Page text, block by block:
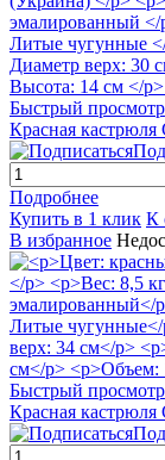
Быстрый просмотр
Красная кастрюля
Подробнее
Купить в 1 клик К
В избранное
Быстрый просмотр
Красная кастрюля